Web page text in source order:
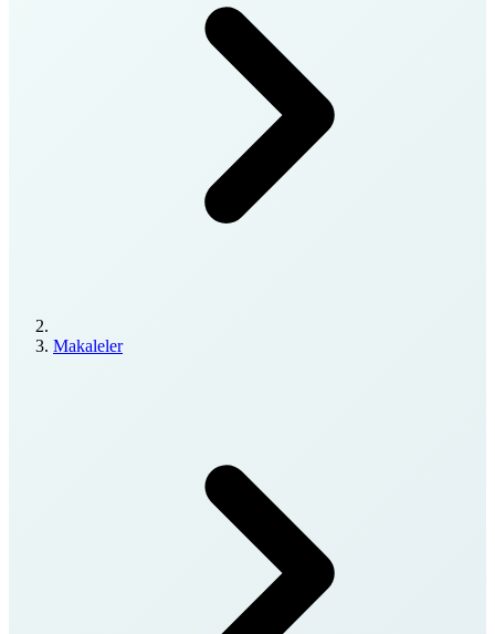
Makaleler